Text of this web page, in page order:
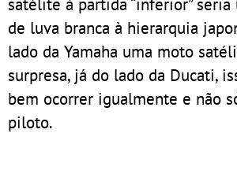
de luva branca à hierarquia
lado da Yamaha uma moto
surpresa, já do lado da Ducati,
bem ocorrer igualmente e não
piloto.